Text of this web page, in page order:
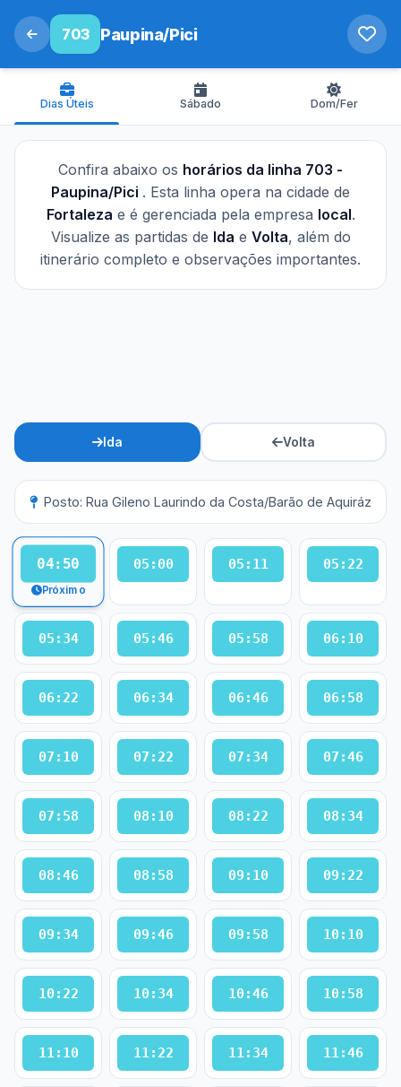
703 Paupina/Pici
Dias Úteis Sábado Dom/Fer
Confira abaixo os horários da linha 703 -
Paupina/Pici . Esta linha opera na cidade de
Fortaleza e é gerenciada pela empresa local.
Visualize as partidas de Ida e Volta, além do
itinerário completo e observações importantes.
Ida Volta
Posto: Rua Gileno Laurindo da Costa/Barão de Aquiráz
04:50
Próximo
05:00 05:11 05:22
05:34 05:46 05:58 06:10
06:22 06:34 06:46 06:58
07:10 07:22 07:34 07:46
07:58 08:10 08:22 08:34
08:46 08:58 09:10 09:22
09:34 09:46 09:58 10:10
10:22 10:34 10:46 10:58
11:10 11:22 11:34 11:46